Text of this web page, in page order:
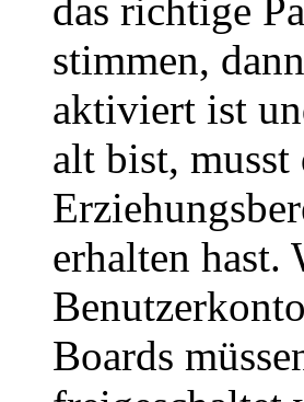
das richtige
stimmen,
aktiviert ist
alt bist,
erhalten hast.
Boards